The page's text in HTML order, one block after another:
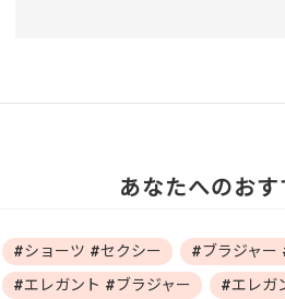
あなたへのお
#ショーツ #セクシー
#ブラジャー
#エレガント #ブラジャー
#エレガ